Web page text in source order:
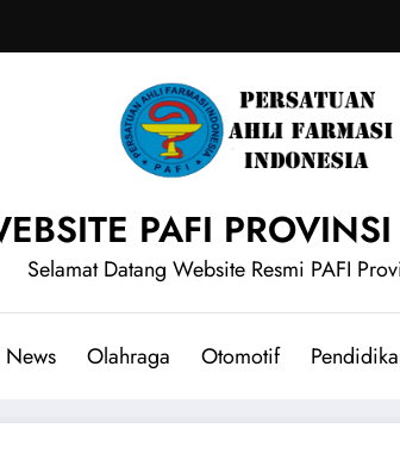
PAFI
Selamat Datang Website Resmi PAFI
News Olahraga Otomotif